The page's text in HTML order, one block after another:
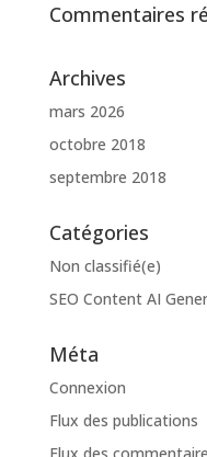
Commentaires
Archives
mars 2026
octobre 2018
septembre 2018
Catégories
Non classifié(e)
SEO Content AI
Méta
Connexion
Flux des publications